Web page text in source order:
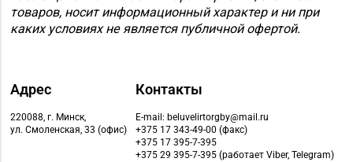
товаров, носит информационный характер и ни при
каких условиях не является публичной офертой.
Адрес
220088, г. Минск,
ул. Смоленская, 33 (офис)
Контакты
E-mail: beluvelirtorgby@mail.ru
+375 17 343-49-00 (факс)
+375 17 395-7-395
+375 29 395-7-395 (работает Viber, Telegram)